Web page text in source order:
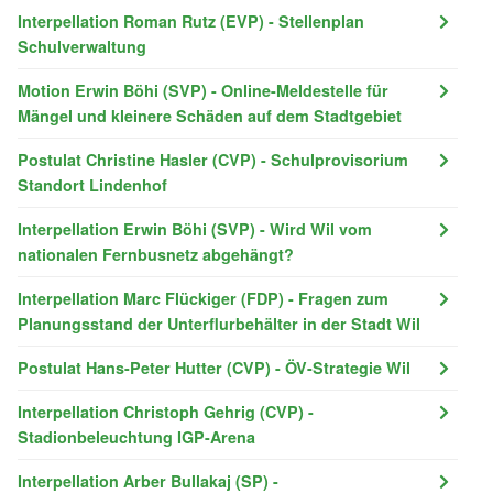
Interpellation Roman Rutz (EVP) - Stellenplan
Schulverwaltung
Motion Erwin Böhi (SVP) - Online-Meldestelle für
Mängel und kleinere Schäden auf dem Stadtgebiet
Postulat Christine Hasler (CVP) - Schulprovisorium
Standort Lindenhof
Interpellation Erwin Böhi (SVP) - Wird Wil vom
nationalen Fernbusnetz abgehängt?
Interpellation Marc Flückiger (FDP) - Fragen zum
Planungsstand der Unterflurbehälter in der Stadt Wil
Postulat Hans-Peter Hutter (CVP) - ÖV-Strategie Wil
Interpellation Christoph Gehrig (CVP) -
Stadionbeleuchtung IGP-Arena
Interpellation Arber Bullakaj (SP) -